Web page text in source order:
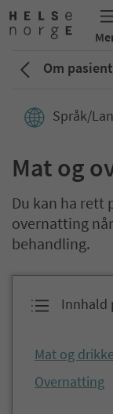
Om
Språk/
Mat og
Du kan ha rett
overnatting
behandling.
Innhald
Mat og drikke
Overnatting